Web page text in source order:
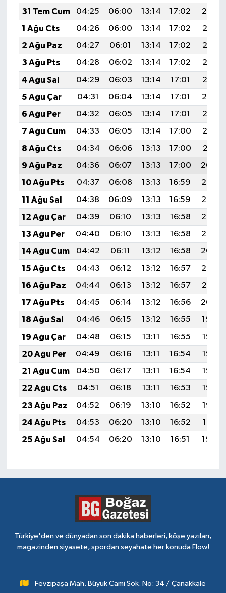
31 Tem Cum
04:25 06:00 13:14 17:02
20:19
1 Ağu Cts
04:26 06:00 13:14 17:02
20:18
2 Ağu Paz
04:27 06:01 13:14 17:02
20:17
3 Ağu Pts
04:28 06:02 13:14 17:02
20:16
4 Ağu Sal
04:29 06:03 13:14 17:01
20:15
5 Ağu Çar
04:31 06:04 13:14 17:01
20:14
6 Ağu Per
04:32 06:05 13:14 17:01
20:13
7 Ağu Cum
04:33 06:05 13:14 17:00
20:12
8 Ağu Cts
04:34 06:06 13:13 17:00
20:11
9 Ağu Paz
04:36 06:07 13:13 17:00
20:09
10 Ağu Pts
04:37 06:08 13:13 16:59
20:08
11 Ağu Sal
04:38 06:09 13:13 16:59
20:07
12 Ağu Çar
04:39 06:10 13:13 16:58
20:06
13 Ağu Per
04:40 06:10 13:13 16:58
20:05
14 Ağu Cum
04:42 06:11 13:12 16:58
20:04
15 Ağu Cts
04:43 06:12 13:12 16:57
20:02
16 Ağu Paz
04:44 06:13 13:12 16:57
20:01
17 Ağu Pts
04:45 06:14 13:12 16:56
20:00
18 Ağu Sal
04:46 06:15 13:12 16:55
19:59
19 Ağu Çar
04:48 06:15 13:11 16:55
19:57
20 Ağu Per
04:49 06:16 13:11 16:54
19:56
21 Ağu Cum
04:50 06:17 13:11 16:54
19:55
22 Ağu Cts
04:51 06:18 13:11 16:53
19:53
23 Ağu Paz
04:52 06:19 13:10 16:52
19:52
24 Ağu Pts
04:53 06:20 13:10 16:52
19:51
25 Ağu Sal
04:54 06:20 13:10 16:51 19:49
Türkiye'den ve dünyadan son dakika haberleri, köşe yazıları,
magazinden siyasete, spordan seyahate her konuda Flow!
Fevzipaşa Mah. Büyük Cami Sok. No: 34 / Çanakkale